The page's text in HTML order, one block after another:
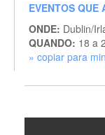
EVENTOS QUE
ONDE: Dublin/
QUANDO: 18 a
» copiar para